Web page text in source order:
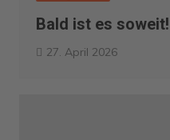
Bald ist es soweit!
27. April 2026